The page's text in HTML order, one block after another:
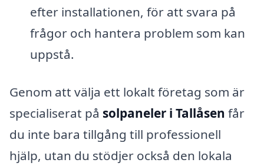
efter installationen, för att svara på
frågor och hantera problem som kan
uppstå.
Genom att välja ett lokalt företag som är
specialiserat på solpaneler i Tallåsen får
du inte bara tillgång till professionell
hjälp, utan du stödjer också den lokala